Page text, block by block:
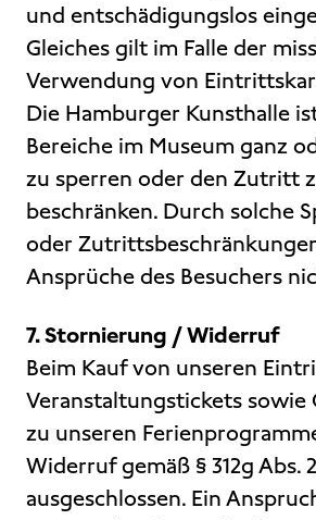
und entschädigungslos
Gleiches gilt im Falle der
Verwendung von
Die Hamburger Kunsthalle
Bereiche im Museum ganz
zu sperren oder den Zutritt
beschränken. Durch solche
oder
Ansprüche des Besuchers
7. Stornierung / Widerruf
Beim Kauf von unseren
Veranstaltungstickets sowie
zu unseren
Widerruf gemäß § 312g Abs.
ausgeschlossen. Ein